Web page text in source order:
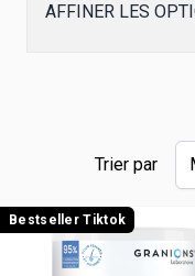
AFFINER LES
Trier par
Bestseller Tiktok